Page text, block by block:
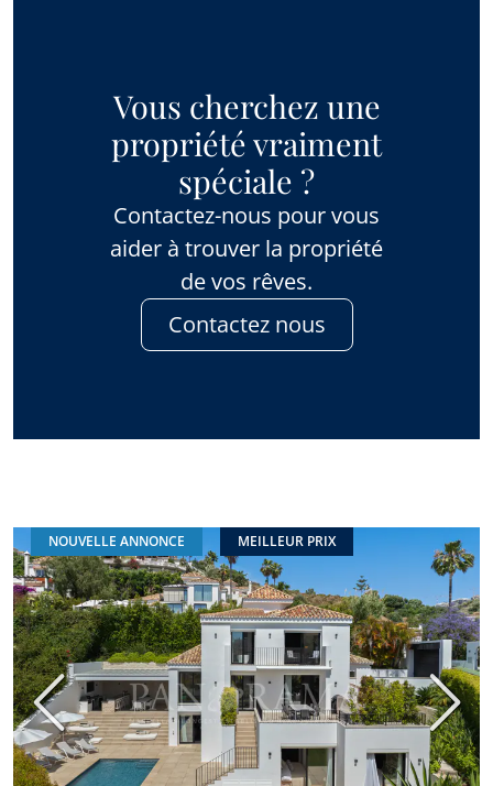
Vous cherchez une
propriété vraiment
spéciale ?
Contactez-nous pour vous
aider à trouver la propriété
de vos rêves.
Contactez nous
NOUVELLE ANNONCE MEILLEUR PRIX
Précédent